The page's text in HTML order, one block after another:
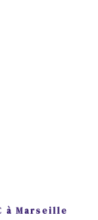
à Marseille